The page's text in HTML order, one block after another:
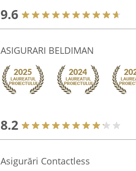
9.6
ASIGURARI BELDIMAN
8.2
Asigurări Contactless